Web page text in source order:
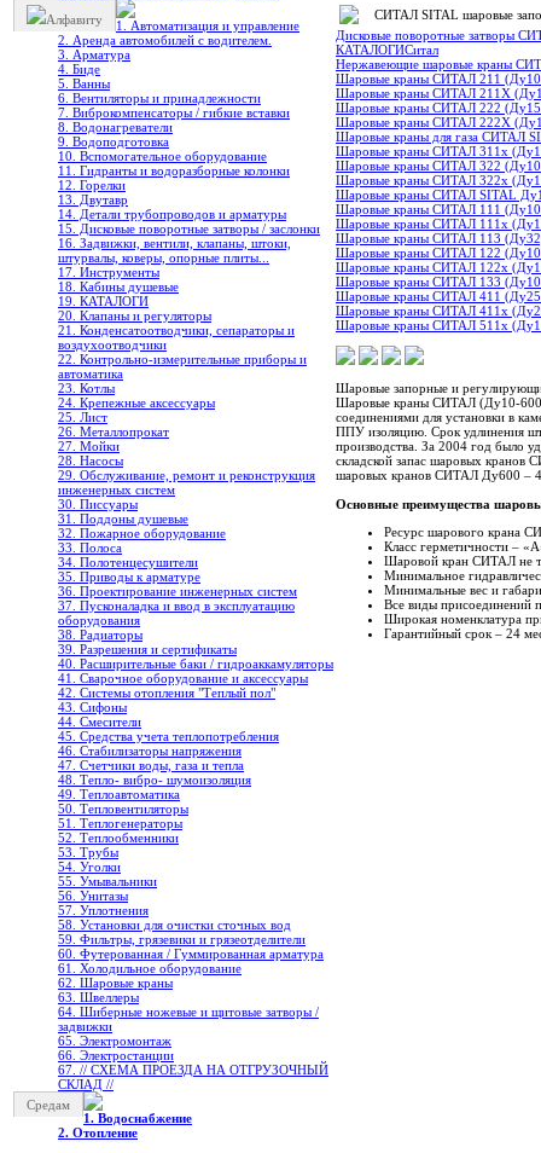
Алфавиту
1. Автоматизация и управление
2. Аренда автомобилей с водителем.
3. Арматура
4. Биде
5. Ванны
6. Вентиляторы и принадлежности
7. Виброкомпенсаторы / гибкие вставки
8. Водонагреватели
9. Водоподготовка
10. Вспомогательное оборудование
11. Гидранты и водоразборные колонки
12. Горелки
13. Двутавр
14. Детали трубопроводов и арматуры
15. Дисковые поворотные затворы / заслонки
16. Задвижки, вентили, клапаны, штоки,
штурвалы, коверы, опорные плиты...
17. Инструменты
18. Кабины душевые
19. КАТАЛОГИ
20. Клапаны и регуляторы
21. Конденсатоотводчики, сепараторы и
воздухоотводчики
22. Контрольно-измерительные приборы и
автоматика
23. Котлы
24. Крепежные аксессуары
25. Лист
26. Металлопрокат
27. Мойки
28. Насосы
29. Обслуживание, ремонт и реконструкция
инженерных систем
30. Писсуары
31. Поддоны душевые
32. Пожарное оборудование
33. Полоса
34. Полотенцесушители
35. Приводы к арматуре
36. Проектирование инженерных систем
37. Пусконаладка и ввод в эксплуатацию
оборудования
38. Радиаторы
39. Разрешения и сертификаты
40. Расширительные баки / гидроаккамуляторы
41. Сварочное оборудование и аксессуары
42. Системы отопления "Теплый пол"
43. Сифоны
44. Смесители
45. Средства учета теплопотребления
46. Стабилизаторы напряжения
47. Счетчики воды, газа и тепла
48. Тепло- вибро- шумоизоляция
49. Теплоавтоматика
50. Тепловентиляторы
51. Теплогенераторы
52. Теплообменники
53. Трубы
54. Уголки
55. Умывальники
56. Унитазы
57. Уплотнения
58. Установки для очистки сточных вод
59. Фильтры, грязевики и грязеотделители
60. Футерованная / Гуммированная арматура
61. Холодильное oборудование
62. Шаровые краны
63. Швеллеры
64. Шиберные ножевые и щитовые затворы /
задвижки
65. Электромонтаж
66. Электростанции
67. // СХЕМА ПРОЕЗДА НА ОТГРУЗОЧНЫЙ
СКЛАД //
Средам
1. Водоснабжение
2. Отопление
СИТАЛ SITAL шаровые
Дисковые поворотные затворы
КАТАЛОГИСитал
Нержавеющие шаровые краны
Шаровые краны СИТАЛ 211
Шаровые краны СИТАЛ 211X
Шаровые краны СИТАЛ 222
Шаровые краны СИТАЛ 222X
Шаровые краны для газа СИТАЛ
Шаровые краны СИТАЛ 311х
Шаровые краны СИТАЛ 322 (Ду10-
Шаровые краны СИТАЛ 322х
Шаровые краны СИТАЛ SITAL
Шаровые краны СИТАЛ 111
Шаровые краны СИТАЛ 111х
Шаровые краны СИТАЛ 113
Шаровые краны СИТАЛ 122
Шаровые краны СИТАЛ 122х
Шаровые краны СИТАЛ 133
Шаровые краны СИТАЛ 411 (Ду25-
Шаровые краны СИТАЛ 411х
Шаровые краны СИТАЛ 511х
Шаровые запорные и
Шаровые краны СИТАЛ (Ду10-600;
соединениями для установки в
ППУ изоляцию. Срок удлинения
производства. За 2004 год было
складской запас шаровых кранов
шаровых кранов СИТАЛ Ду600 –
Основные преимущества
Ресурс шарового крана
Класс герметичности –
Шаровой кран СИТАЛ не
Минимальное
Минимальные вес и
Все виды присоединений
Широкая номенклатура
Гарантийный срок – 24